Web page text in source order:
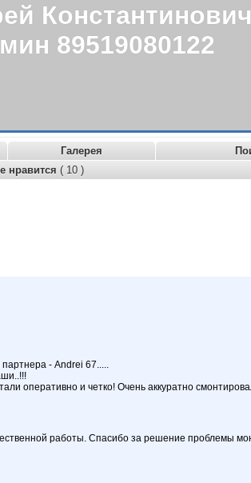
Константинович
89519080122
Галерея
нравится ( 10 )
- Andrei 67.....
оперативно и четко! Очень аккуратно
работы. Спасибо за решение проблемы